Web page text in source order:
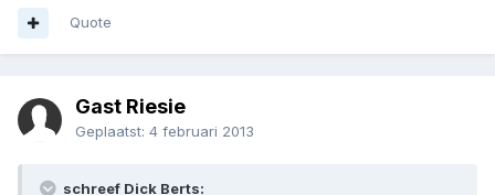
Quote
Gast Riesie
Geplaatst: 4 februari 2013
schreef Dick Berts: